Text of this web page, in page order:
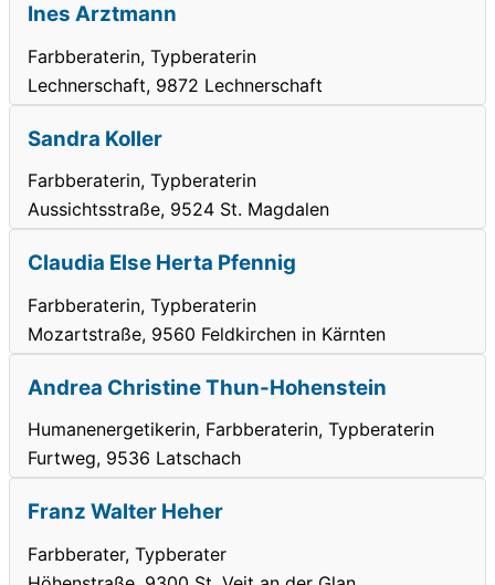
Ines Arztmann
Farbberaterin, Typberaterin
Lechnerschaft, 9872 Lechnerschaft
Sandra Koller
Farbberaterin, Typberaterin
Aussichtsstraße, 9524 St. Magdalen
Claudia Else Herta Pfennig
Farbberaterin, Typberaterin
Mozartstraße, 9560 Feldkirchen in Kärnten
Andrea Christine Thun-Hohenstein
Humanenergetikerin, Farbberaterin, Typberaterin
Furtweg, 9536 Latschach
Franz Walter Heher
Farbberater, Typberater